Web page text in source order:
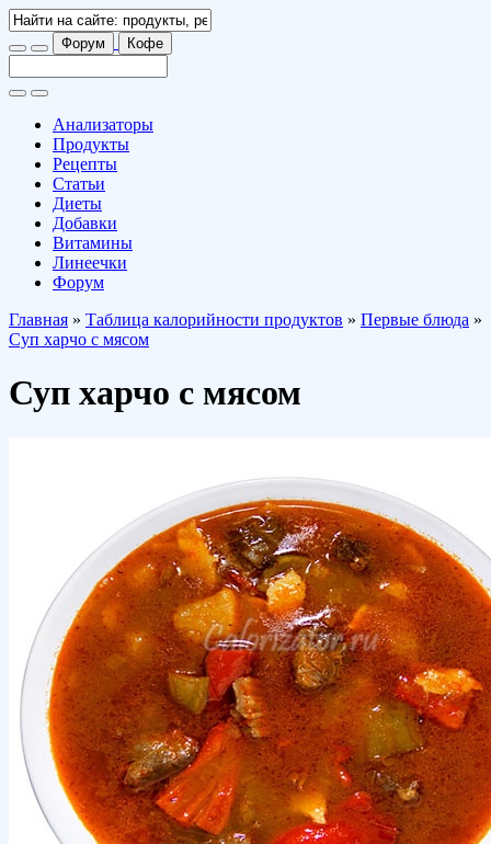
Форум Кофе
Анализаторы
Продукты
Рецепты
Статьи
Диеты
Добавки
Витамины
Линеечки
Форум
Главная » Таблица калорийности продуктов » Первые блюда »
Суп харчо с мясом
Суп харчо с мясом